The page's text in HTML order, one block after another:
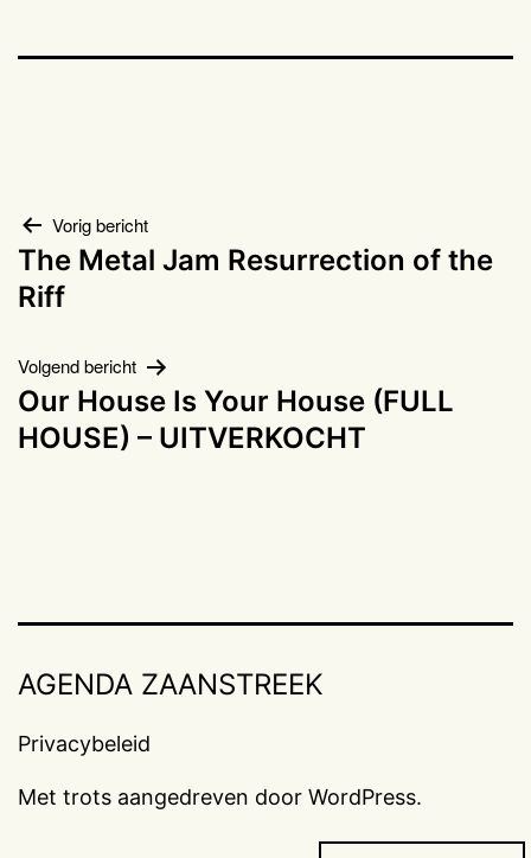
Bericht
navigatie
Vorig bericht
The Metal Jam Resurrection of the
Riff
Volgend bericht
Our House Is Your House (FULL
HOUSE) – UITVERKOCHT
AGENDA ZAANSTREEK
Privacybeleid
Met trots aangedreven door WordPress.